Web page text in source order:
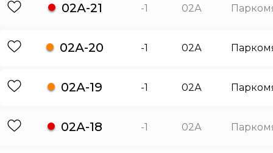
02А-21 -1 02А
02А-20 -1 02А
02А-19 -1 02А
02А-18 -1 02А